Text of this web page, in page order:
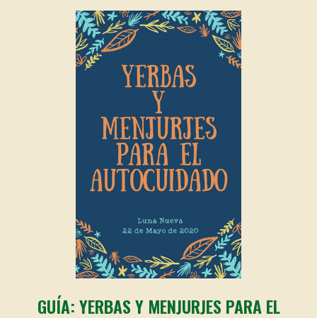
GUÍA: YERBAS Y MENJURJES PARA EL